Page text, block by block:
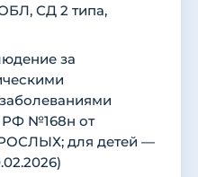
СД 2 типа,
за
РФ №168н от
для детей —